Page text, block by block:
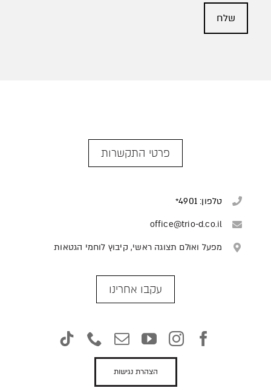
פרטי התקשרות
טלפון: 4901*
office@trio-d.co.il
מפעל ואולם תצוגה ראשי, קיבוץ לוחמי הגטאות
עקבו אחרינו
הצהרת נגישות